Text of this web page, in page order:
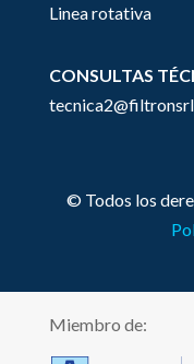
Linea rotativa
CONSULTAS
© Todos los
Miembro de: